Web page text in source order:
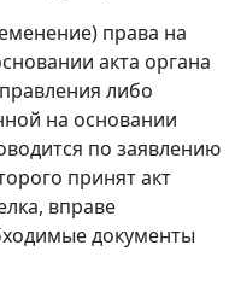
права на
акта органа
либо
на основании
по заявлению
принят акт
вправе
документы